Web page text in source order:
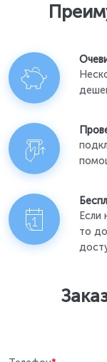
Если
то